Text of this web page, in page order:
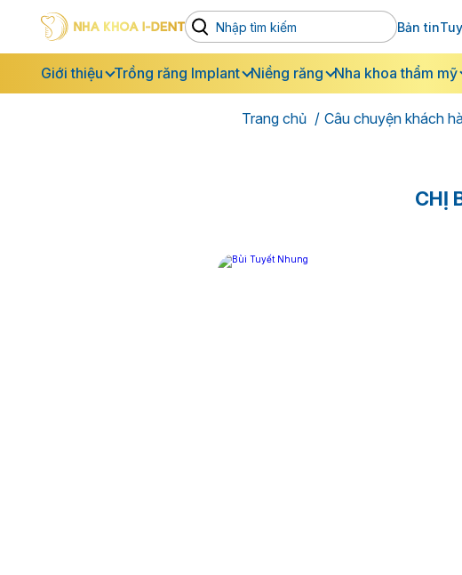
Bản tin
Giới thiệu Trồng răng Implant Niềng răng Nha khoa thẩm mỹ
Trang chủ Câu chuyện khách
CHỊ